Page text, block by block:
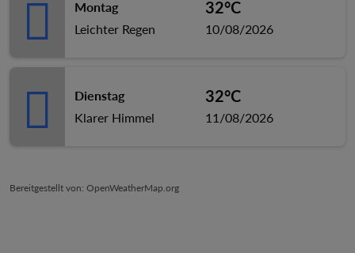
Montag
Leichter Regen
32°C
10/08/2026
Dienstag
Klarer Himmel
32°C
11/08/2026
Bereitgestellt von: OpenWeatherMap.org